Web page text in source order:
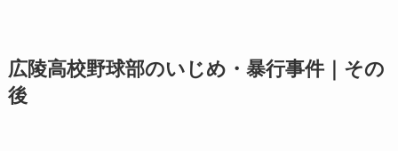
広陵高校野球部のいじめ・暴行事件｜その
後